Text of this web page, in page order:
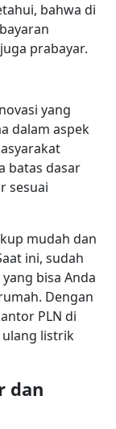
bahwa di
prabayar.
yang
dalam aspek
batas dasar
sesuai
mudah dan
ini, sudah
yang bisa Anda
Dengan
PLN di
ulang listrik
dan